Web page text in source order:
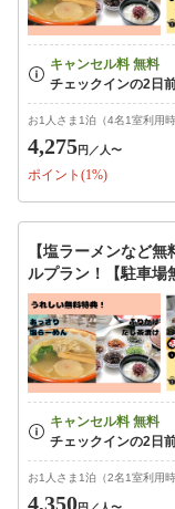
お1人さま1泊（4名1室利用
4,275円 ／人〜
ポイント(1%)
【塩ラーメンなど
ルプラン！【駐車場
お1人さま1泊（2名1室利用
4,350